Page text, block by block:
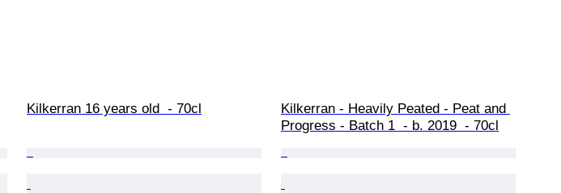
Kilkerran 16 years old  - 70cl
Kilkerran - Heavily Peated - Peat and
Progress - Batch 1  - b. 2019  - 70cl